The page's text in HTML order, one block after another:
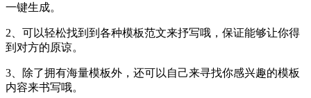
一键生成。
2、可以轻松找到到各种模板范文来抒写哦，保证能够让你得
到对方的原谅。
3、除了拥有海量模板外，还可以自己来寻找你感兴趣的模板
内容来书写哦。